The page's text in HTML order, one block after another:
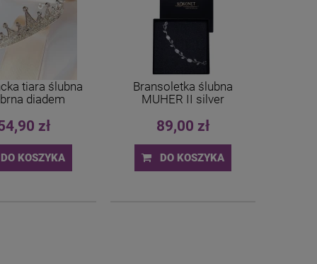
tiara ślubna
diadem
zł
DO KOSZYKA
Bransoletka ślubna
MUHER II silver
89,00 zł
DO KOSZYKA